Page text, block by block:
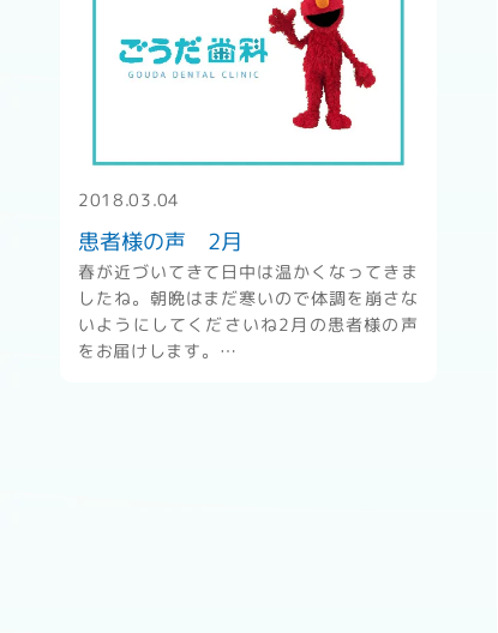
2018.03.04
患者様の声 2月
春が近づいてきて日中は温かくなってきま
したね。朝晩はまだ寒いので体調を崩さな
いようにしてくださいね2月の患者様の声
をお届けします。…